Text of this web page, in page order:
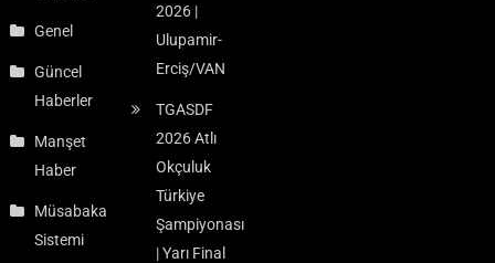
Genel
Güncel
Haberler
Manşet
Haber
Müsabaka
Sistemi
2026 |
Ulupamir-
Erciş/VAN
TGASDF
2026 Atlı
Okçuluk
Türkiye
Şampiyonası
| Yarı Final